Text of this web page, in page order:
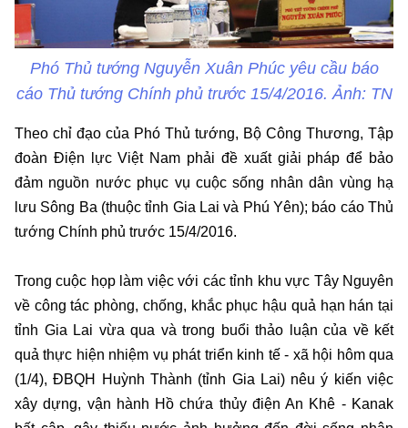
Phó Thủ tướng Nguyễn Xuân Phúc yêu cầu báo
cáo Thủ tướng Chính phủ trước 15/4/2016. Ảnh: TN
Theo chỉ đạo của Phó Thủ tướng, Bộ Công Thương, Tập
đoàn Điện lực Việt Nam phải đề xuất giải pháp để bảo
đảm nguồn nước phục vụ cuộc sống nhân dân vùng hạ
lưu Sông Ba (thuộc tỉnh Gia Lai và Phú Yên); báo cáo Thủ
tướng Chính phủ trước 15/4/2016.
Trong cuộc họp làm việc với các tỉnh khu vực Tây Nguyên
về công tác phòng, chống, khắc phục hậu quả hạn hán tại
tỉnh Gia Lai vừa qua và trong buổi thảo luận của về kết
quả thực hiện nhiệm vụ phát triển kinh tế - xã hội hôm qua
(1/4), ĐBQH Huỳnh Thành (tỉnh Gia Lai) nêu ý kiến việc
xây dựng, vận hành Hồ chứa thủy điện An Khê - Kanak